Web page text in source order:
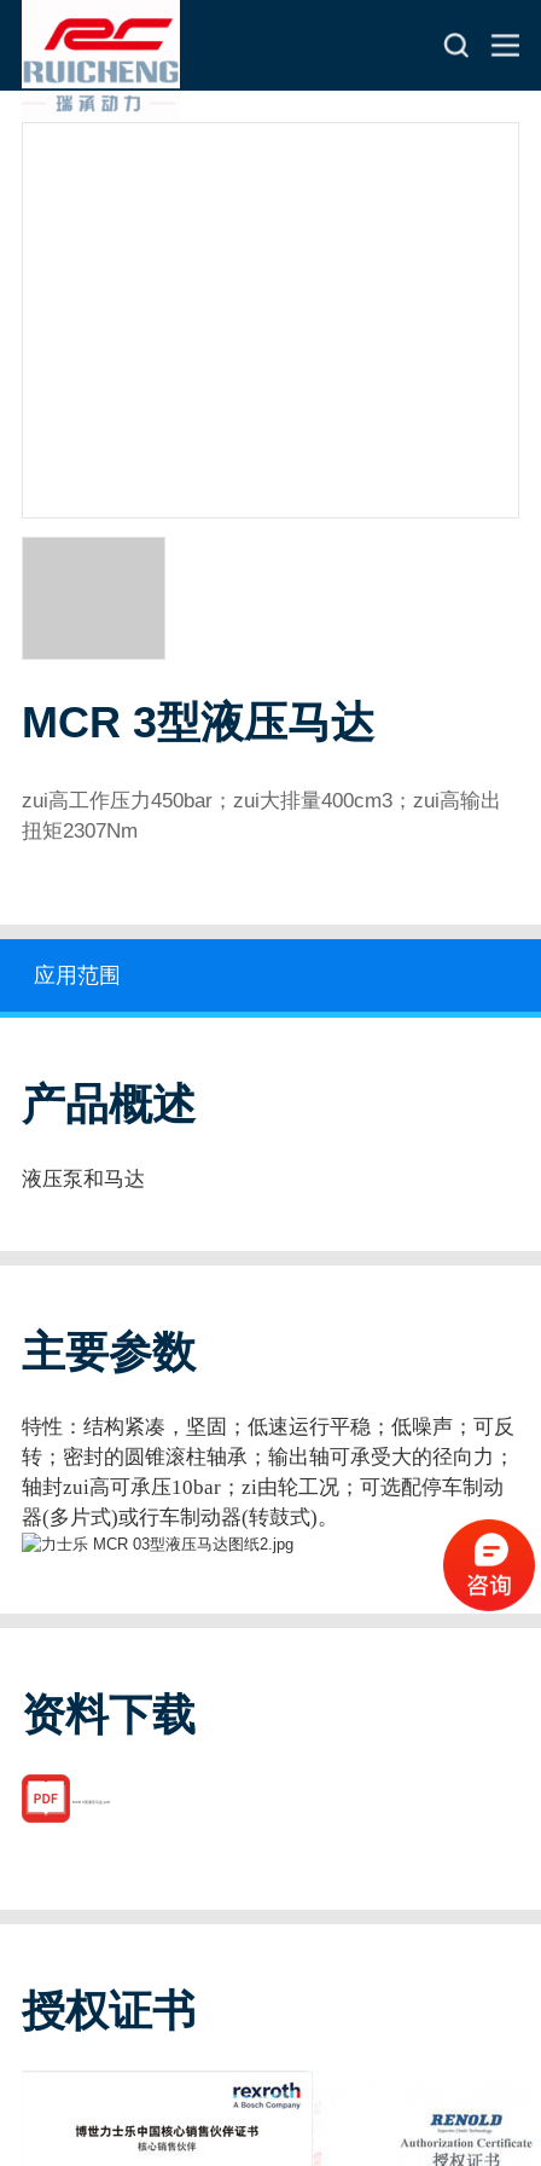
MCR 3型液压马达
zui高工作压力450bar；zui大排量400cm3；zui高输出
扭矩2307Nm
应用范围
产品概述
液压泵和马达
主要参数
特性：结构紧凑，坚固；低速运行平稳；低噪声；可反
转；密封的圆锥滚柱轴承；输出轴可承受大的径向力；
轴封zui高可承压10bar；zi由轮工况；可选配停车制动
器(多片式)或行车制动器(转鼓式)。
资料下载
MCR 3型液压马达.pdf
授权证书